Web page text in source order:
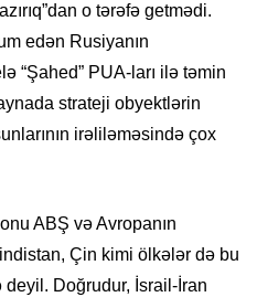
o tərəfə getmədi.
edən Rusiyanın
“Şahed” PUA-ları ilə təmin
strateji obyektlərin
irəliləməsində çox
ABŞ və Avropanın
Çin kimi ölkələr də bu
Doğrudur, İsrail-İran